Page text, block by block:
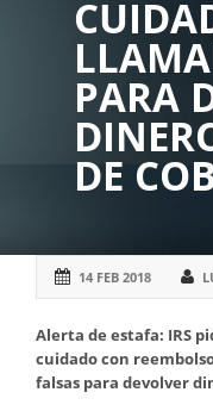
PARA
DE
14 FEB 2018
Alerta de estafa: IRS
cuidado con
falsas para devolver